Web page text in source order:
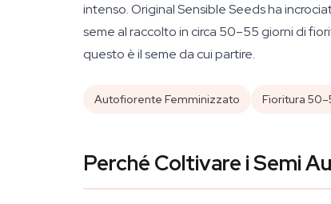
intenso. Original Sensible Seeds ha
seme al raccolto in circa 50–55 giorni di
questo è il seme da cui partire.
Autofiorente Femminizzato Fioritura
Perché Coltivare i Semi